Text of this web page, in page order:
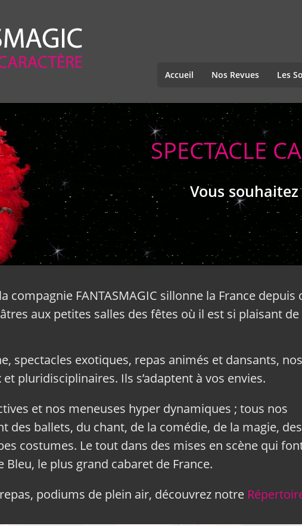
Accueil Nos Revues Les
SPECTACLE
Vous
compagnie FANTASMAGIC sillonne la France depuis
aux petites salles des fêtes où il est si plaisant
spectacles exotiques, repas animés et dansants, nos
pluridisciplinaires. Ils s’adaptent à vos envies.
et nos meneuses hyper dynamiques ; tous nos
des ballets, du chant, de la comédie, de la magie, des
costumes. Le tout dans des mises en scène qui
Bleu, le plus grand cabaret de France.
podiums de plein air, découvrez notre